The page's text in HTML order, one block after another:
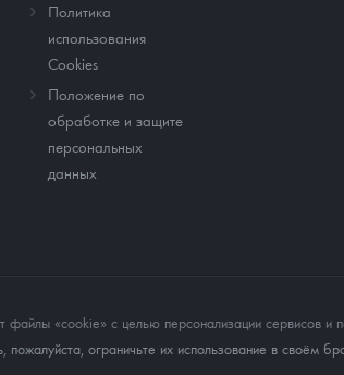
Политика
использования
Cookies
Положение по
обработке и защите
персональных
данных
«cookie» с целью персонализации сервисов и
ограничьте их использование в своём